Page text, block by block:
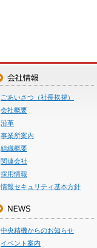
ごあいさつ（社長挨拶）
会社概要
沿革
事業所案内
組織概要
関連会社
採用情報
情報セキュリティ基本方針
中央精機からのお知らせ
イベント案内